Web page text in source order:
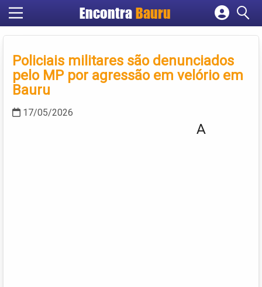
Encontra Bauru
Cadastrar empresa
Criar conta
Policiais militares são denunciados
pelo MP por agressão em velório em
Bauru
17/05/2026
A